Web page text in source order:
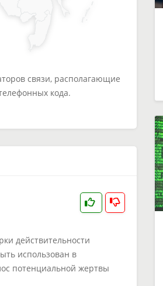
связи, располагающие
кода.
действительности
использован в
потенциальной жертвы